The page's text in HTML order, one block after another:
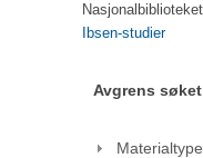
Ibsen-studier
Avgrens søket